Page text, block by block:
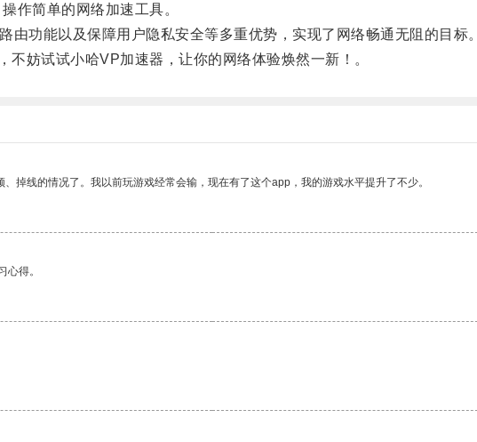
简单的网络加速工具。
功能以及保障用户隐私安全等多重优势，实现了网络畅通无阻的目标。
妨试试小哈VP加速器，让你的网络体验焕然一新！。
掉线的情况了。我以前玩游戏经常会输，现在有了这个app，我的游戏水平提升了不少。
心得。